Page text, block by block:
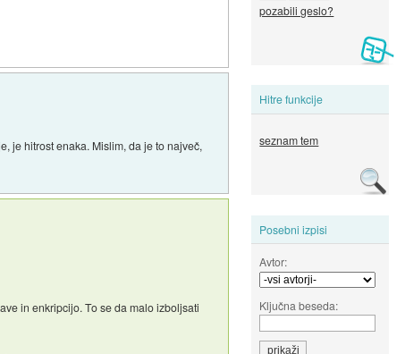
pozabili geslo?
Hitre funkcije
seznam tem
Posebni izpisi
Avtor:
Ključna beseda:
je hitrost enaka. Mislim, da je to največ,
in enkripcijo. To se da malo izboljsati